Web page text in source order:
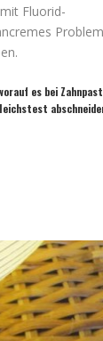
Fluorid-
es bei